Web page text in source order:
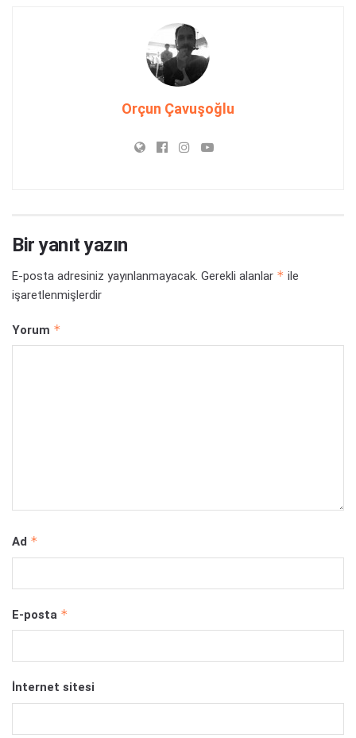
Orçun Çavuşoğlu
Bir yanıt yazın
E-posta adresiniz yayınlanmayacak. Gerekli alanlar * ile
işaretlenmişlerdir
Yorum *
Ad *
E-posta *
İnternet sitesi